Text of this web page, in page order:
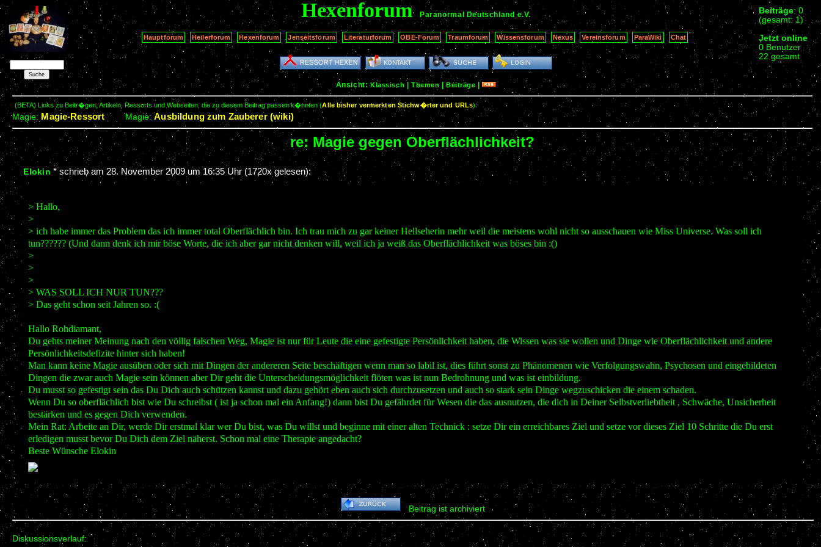
Beiträge: 0
(gesamt: 1)
Jetzt online
0 Benutzer
22 gesamt
Hexenforum Paranormal Deutschland e.V.
Hauptforum Heilerforum Hexenforum Jenseitsforum Literaturforum OBE-Forum Traumforum Wissensforum Nexus Vereinsforum ParaWiki Chat
Ansicht:Klassisch Themen |Beiträge |
(BETA) Links zu Beitr�gen, Artikeln, Ressorts und Webseiten, die zu diesem Beitrag passen k�nnten (Alle bisher vermerkten Stichw�rter und URLs):
Magie:Magie-Ressort Magie:Ausbildung zum Zauberer (wiki)
re: Magie gegen Oberflächlichkeit?
Elokin *schrieb am 28. November 2009 um 16:35 Uhr (1720x gelesen):
> Hallo,
>
> ich habe immer das Problem das ich immer total Oberflächlich bin. Ich trau mich zu gar keiner Hellseherin mehr weil die meistens wohl nicht so ausschauen wie Miss Universe. Was soll ich
tun?????? (Und dann denk ich mir böse Worte, die ich aber gar nicht denken will, weil ich ja weiß das Oberflächlichkeit was böses bin :()
>
>
>
> WAS SOLL ICH NUR TUN???
> Das geht schon seit Jahren so. :(
Hallo Rohdiamant,
Du gehts meiner Meinung nach den völlig falschen Weg, Magie ist nur für Leute die eine gefestigte Persönlichkeit haben, die Wissen was sie wollen und Dinge wie Oberflächlichkeit und andere
Persönlichkeitsdefizite hinter sich haben!
Man kann keine Magie ausüben oder sich mit Dingen der andereren Seite beschäftigen wenn man so labil ist, dies führt sonst zu Phänomenen wie Verfolgungswahn, Psychosen und eingebildeten
Dingen die zwar auch Magie sein können aber Dir geht die Unterscheidungsmöglichkeit flöten was ist nun Bedrohnung und was ist einbildung.
Du musst so gefestigt sein das Du Dich auch schützen kannst und dazu gehört eben auch sich durchzusetzen und auch so stark sein Dinge wegzuschicken die einem schaden.
Wenn Du so oberflächlich bist wie Du schreibst ( ist ja schon mal ein Anfang!) dann bist Du gefährdet für Wesen die das ausnutzen, die dich in Deiner Selbstverliebtheit , Schwäche, Unsicherheit
bestärken und es gegen Dich verwenden.
Mein Rat: Arbeite an Dir, werde Dir erstmal klar wer Du bist, was Du willst und beginne mit einer alten Technick : setze Dir ein erreichbares Ziel und setze vor dieses Ziel 10 Schritte die Du erst
erledigen musst bevor Du Dich dem Ziel näherst. Schon mal eine Therapie angedacht?
Beste Wünsche Elokin
Beitrag ist archiviert
Diskussionsverlauf: